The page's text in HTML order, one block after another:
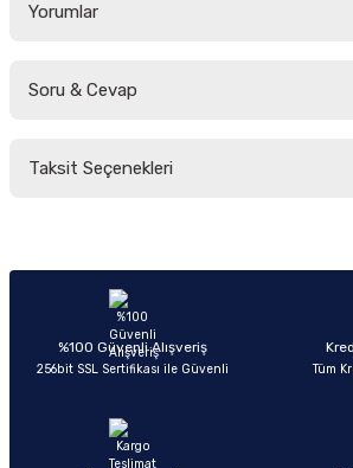
Yorumlar
Soru & Cevap
Taksit Seçenekleri
%100 Güvenli Alışveriş
256bit SSL Sertifikası ile Güvenli Tüm